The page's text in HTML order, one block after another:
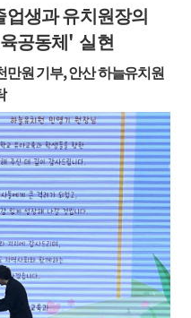
생과 유치원장의
공동체 ' 실현
만원 기부,안산 하늘유치원